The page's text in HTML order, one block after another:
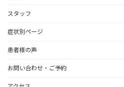
スタッフ
症状別ページ
患者様の声
お問い合わせ・ご予約